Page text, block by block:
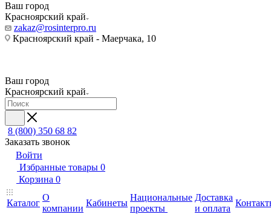
Ваш город
Красноярский край
zakaz@rosinterpro.ru
Красноярский край - Маерчака, 10
Ваш город
Красноярский край
8 (800) 350 68 82
Заказать звонок
Войти
Избранные товары 0
Корзина 0
Каталог
О
компании
Кабинеты
Национальные
проекты
Доставка
и оплата